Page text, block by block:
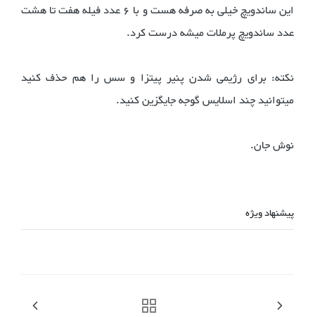
این ساندویچ خیلی به صرفه هست و با ۶ عدد فیله هفت تا هشت
عدد ساندویچ پرملات میشه درست کرد.
نکته: برای رژیمی شدن پنیر پیتزا و سس را هم حذف کنید
میتوانید چند اسلایس گوجه جایگزین کنید.
نوش جان.
پیشنهاد ویژه